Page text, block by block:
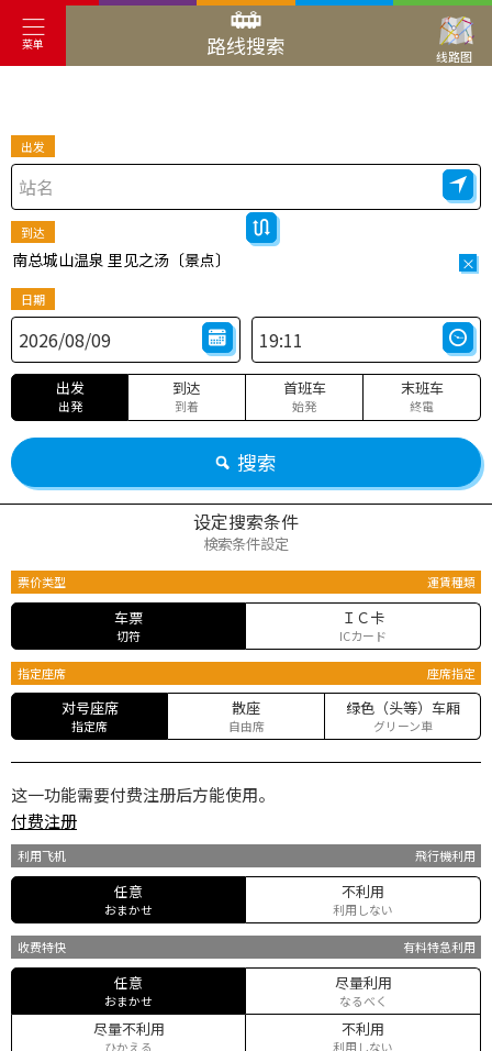
菜单 路线搜索 线路图
出发
到达
南总城山温泉 里见之汤〔景点〕 ×
日期
出发
出発
到达
到着
首班车
始発
末班车
終電
搜索
设定搜索条件
検索条件設定
票价类型 運賃種類
车票
切符
ＩＣ卡
ICカード
指定座席 座席指定
对号座席
指定席
散座
自由席
绿色（头等）车厢
グリーン車
这一功能需要付费注册后方能使用。
付费注册
利用飞机 飛行機利用
任意
おまかせ
不利用
利用しない
收费特快 有料特急利用
任意
おまかせ
尽量利用
なるべく
尽量不利用
ひかえる
不利用
利用しない